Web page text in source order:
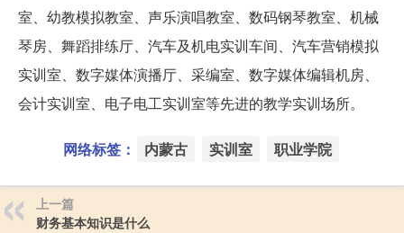
室、幼教模拟教室、声乐演唱教室、数码钢琴教室、机械
琴房、舞蹈排练厅、汽车及机电实训车间、汽车营销模拟
实训室、数字媒体演播厅、采编室、数字媒体编辑机房、
会计实训室、电子电工实训室等先进的教学实训场所。
网络标签： 内蒙古 实训室 职业学院
上一篇
财务基本知识是什么